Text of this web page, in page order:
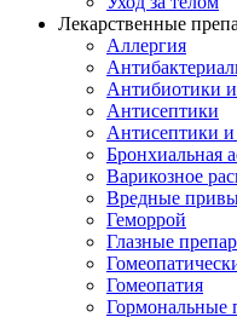
Лекарственные
Аллергия
Антибиотики
Антисептики
Антисептики
Бронхиальная
Варикозное
Вредные
Геморрой
Глазные
Гомеопатия
Гормональные